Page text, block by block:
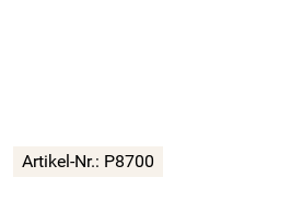
Artikel-Nr.: P8700